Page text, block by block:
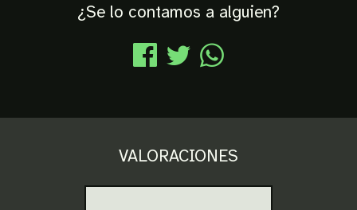
¿Se lo contamos a alguien?
VALORACIONES